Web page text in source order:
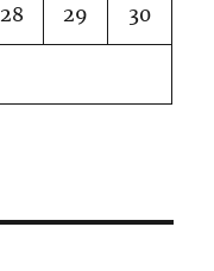
28 29 30